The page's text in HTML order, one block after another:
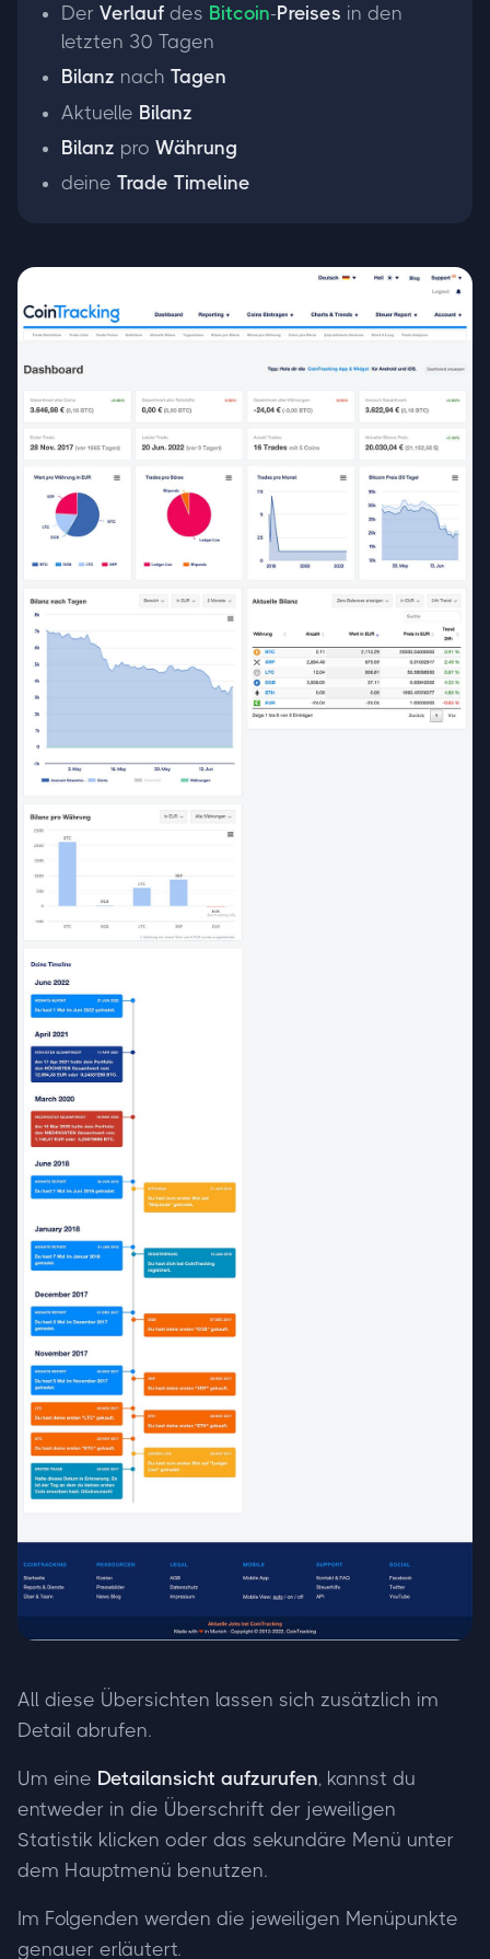
Der Verlauf des Bitcoin-Preises in den
letzten 30 Tagen
Bilanz nach Tagen
Aktuelle Bilanz
Bilanz pro Währung
deine Trade Timeline
All diese Übersichten lassen sich zusätzlich im
Detail abrufen.
Um eine Detailansicht aufzurufen, kannst du
entweder in die Überschrift der jeweiligen
Statistik klicken oder das sekundäre Menü unter
dem Hauptmenü benutzen.
Im Folgenden werden die jeweiligen Menüpunkte
genauer erläutert.